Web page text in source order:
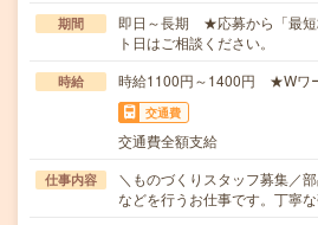
期間
即日～長期 ★応募から「最短
ト日はご相談ください。
時給 時給1100円～1400円 ★Wワ
交通費
交通費全額支給
仕事内容
＼ものづくりスタッフ募集／
などを行うお仕事です。丁寧